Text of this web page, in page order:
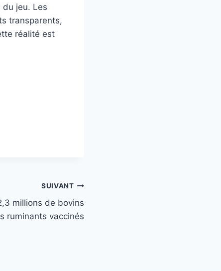
du jeu. Les
transparents,
réalité est
SUIVANT
millions de bovins
ruminants vaccinés